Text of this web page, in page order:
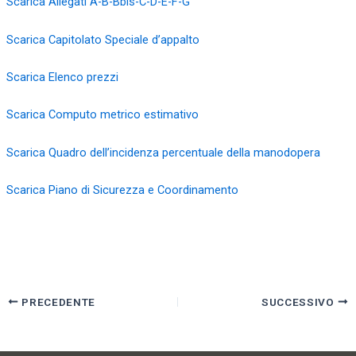
Scarica Capitolato Speciale d’appalto
Scarica Elenco prezzi
Scarica Computo metrico estimativo
Scarica Quadro dell’incidenza percentuale della manodopera
Scarica Piano di Sicurezza e Coordinamento
PRECEDENTE SUCCESSIVO